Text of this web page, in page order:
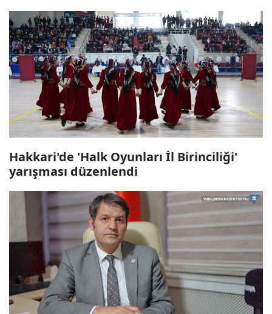
Hakkari'de 'Halk Oyunları İl Birinciliği'
yarışması düzenlendi